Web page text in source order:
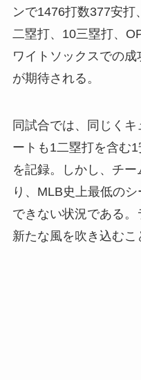
ンで1476打数377安
二塁打、10三塁打、
ワイトソックスでの
が期待される。
同試合では、同じく
ートも1二塁打を含む
を記録。しかし、チ
り、MLB史上最低の
できない状況である
新たな風を吹き込むこ